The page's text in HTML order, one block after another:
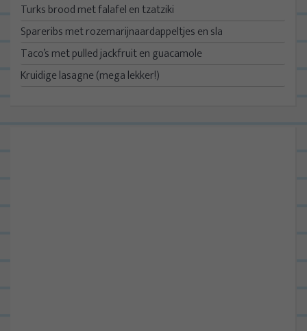
Turks brood met falafel en tzatziki
Spareribs met rozemarijnaardappeltjes en sla
Taco’s met pulled jackfruit en guacamole
Kruidige lasagne (mega lekker!)